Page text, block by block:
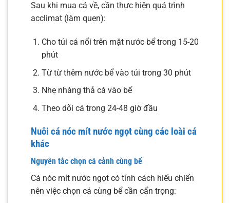
Sau khi mua cá về, cần thực hiện quá trình
acclimat (làm quen):
Cho túi cá nổi trên mặt nước bể trong 15-20
phút
Từ từ thêm nước bể vào túi trong 30 phút
Nhẹ nhàng thả cá vào bể
Theo dõi cá trong 24-48 giờ đầu
Nuôi cá nóc mít nước ngọt cùng các loài cá
khác
Nguyên tắc chọn cá cảnh cùng bể
Cá nóc mít nước ngọt có tính cách hiếu chiến
nên việc chọn cá cùng bể cần cẩn trọng: